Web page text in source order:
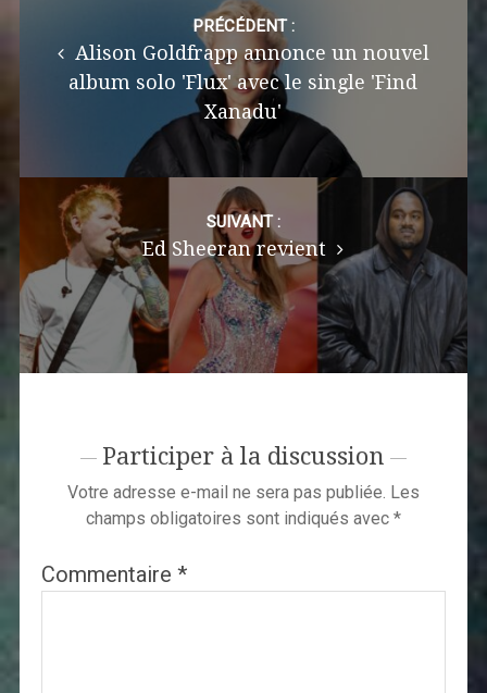
PRÉCÉDENT :
Alison Goldfrapp annonce un nouvel
album solo 'Flux' avec le single 'Find
Xanadu'
SUIVANT :
Ed Sheeran revient
Participer à la discussion
Votre adresse e-mail ne sera pas publiée. Les
champs obligatoires sont indiqués avec *
Commentaire *